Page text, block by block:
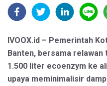
IVOOX.id – Pemerintah
Banten, bersama relawan
1.500 liter ecoenzym ke
upaya meminimalisir